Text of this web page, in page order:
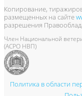
Копирование,
размещенных на сайте
разрешения
Член Национальной
(АСРО НВП)
Политика в области